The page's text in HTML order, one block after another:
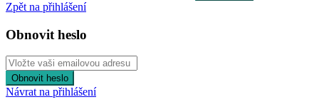
Zpět na přihlášení
Obnovit heslo
Obnovit heslo
Návrat na přihlášení